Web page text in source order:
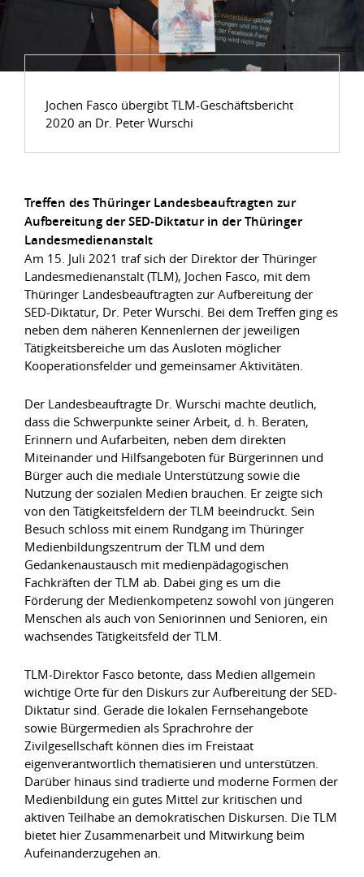
Jochen Fasco übergibt TLM-Geschäftsbericht
2020 an Dr. Peter Wurschi
Treffen des Thüringer Landesbeauftragten zur
Aufbereitung der SED-Diktatur in der Thüringer
Landesmedienanstalt
Am 15. Juli 2021 traf sich der Direktor der Thüringer
Landesmedienanstalt (TLM), Jochen Fasco, mit dem
Thüringer Landesbeauftragten zur Aufbereitung der
SED-Diktatur, Dr. Peter Wurschi. Bei dem Treffen ging es
neben dem näheren Kennenlernen der jeweiligen
Tätigkeitsbereiche um das Ausloten möglicher
Kooperationsfelder und gemeinsamer Aktivitäten.
Der Landesbeauftragte Dr. Wurschi machte deutlich,
dass die Schwerpunkte seiner Arbeit, d. h. Beraten,
Erinnern und Aufarbeiten, neben dem direkten
Miteinander und Hilfsangeboten für Bürgerinnen und
Bürger auch die mediale Unterstützung sowie die
Nutzung der sozialen Medien brauchen. Er zeigte sich
von den Tätigkeitsfeldern der TLM beeindruckt. Sein
Besuch schloss mit einem Rundgang im Thüringer
Medienbildungszentrum der TLM und dem
Gedankenaustausch mit medienpädagogischen
Fachkräften der TLM ab. Dabei ging es um die
Förderung der Medienkompetenz sowohl von jüngeren
Menschen als auch von Seniorinnen und Senioren, ein
wachsendes Tätigkeitsfeld der TLM.
TLM-Direktor Fasco betonte, dass Medien allgemein
wichtige Orte für den Diskurs zur Aufbereitung der SED-
Diktatur sind. Gerade die lokalen Fernsehangebote
sowie Bürgermedien als Sprachrohre der
Zivilgesellschaft können dies im Freistaat
eigenverantwortlich thematisieren und unterstützen.
Darüber hinaus sind tradierte und moderne Formen der
Medienbildung ein gutes Mittel zur kritischen und
aktiven Teilhabe an demokratischen Diskursen. Die TLM
bietet hier Zusammenarbeit und Mitwirkung beim
Aufeinanderzugehen an.